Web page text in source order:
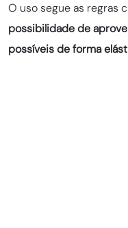
O uso segue as regras
possibilidade de
possíveis de forma